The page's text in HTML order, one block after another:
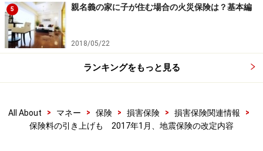
5 親名義の家に子が住む場合の火災保険は？基本編
2018/05/22
ランキングをもっと見る
All About > マネー > 保険 > 損害保険 > 損害保険関連情報
>
保険料の引き上げも 2017年1月、地震保険の改定内容